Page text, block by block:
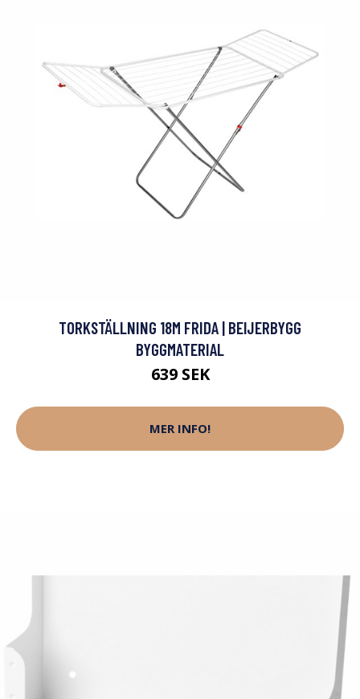
TORKSTÄLLNING 18M FRIDA | BEIJERBYGG
BYGGMATERIAL
639 SEK
MER INFO!